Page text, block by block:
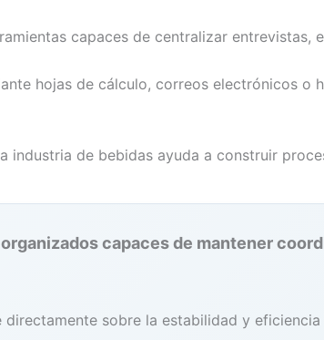
capaces de centralizar
hojas de cálculo, correos electrónicos o
industria de bebidas ayuda a construir
capaces de mantener
sobre la estabilidad y